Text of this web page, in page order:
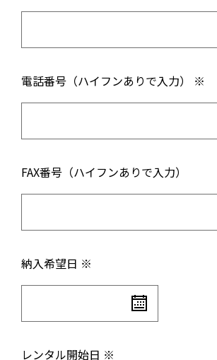
電話番号（ハイフンありで入力） ※
FAX番号（ハイフンありで入力）
納入希望日 ※
レンタル開始日 ※